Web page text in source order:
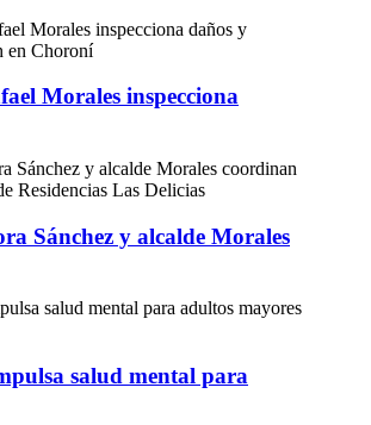
Morales inspecciona
Sánchez y alcalde Morales
salud mental para